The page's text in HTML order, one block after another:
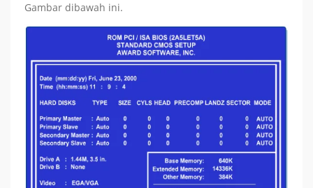
Gambar dibawah ini.